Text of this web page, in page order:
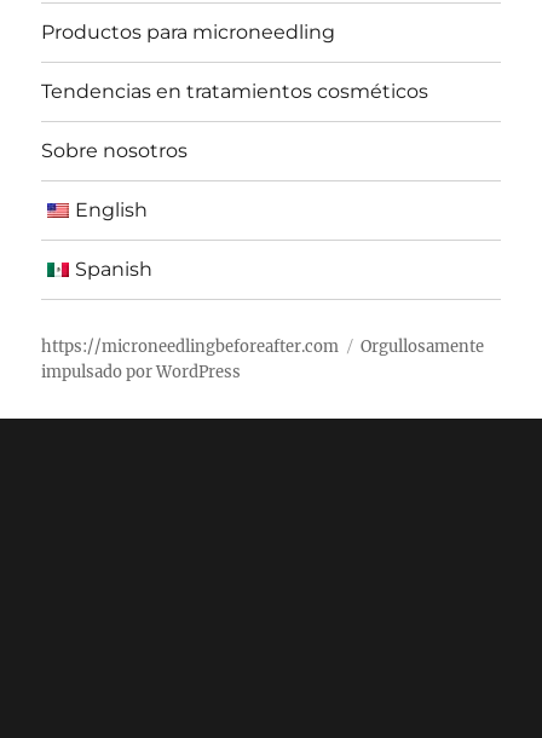
Productos para microneedling
Tendencias en tratamientos cosméticos
Sobre nosotros
English
Spanish
https://microneedlingbeforeafter.com
Orgullosamente
impulsado por WordPress